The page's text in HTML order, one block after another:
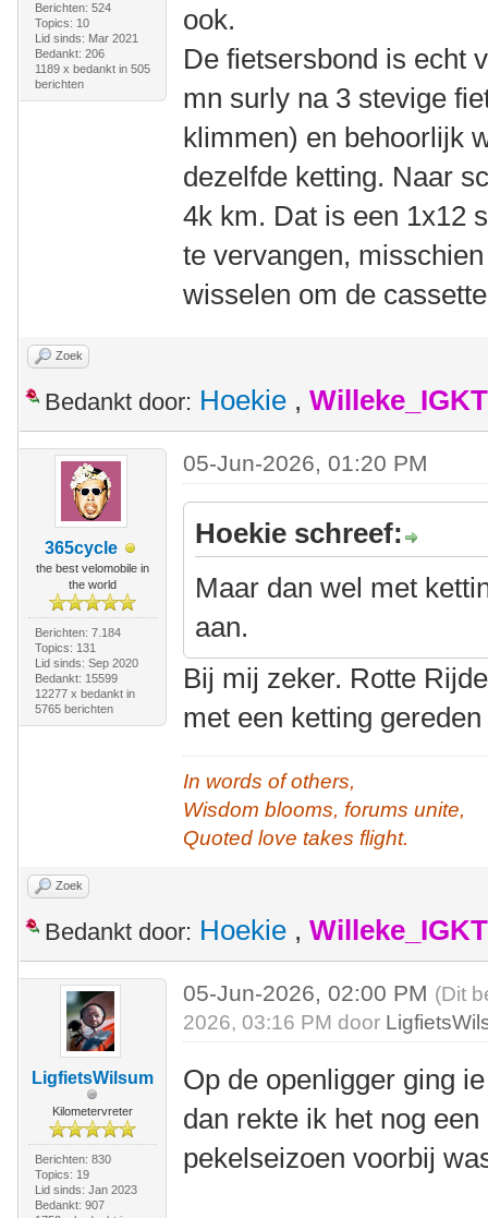
Berichten: 524
Topics: 10
Lid sinds: Mar 2021
Bedankt: 206
1189 x bedankt in 505
berichten
ook.
De fietsersbond is echt
mn surly na 3 stevige
klimmen) en behoorlijk
dezelfde ketting. Naar
4k km. Dat is een 1x12
te vervangen,
wisselen om de
Zoek
Bedankt door: Hoekie , Willeke_IGKT
365cycle
the best velomobile in
the world
Berichten: 7.184
Topics: 131
Lid sinds: Sep 2020
Bedankt: 15599
12277 x bedankt in
5765 berichten
05-Jun-2026, 01:20 PM
Hoekie schreef:
Maar dan wel met
aan.
Bij mij zeker. Rotte
met een ketting
In words of others,
Wisdom blooms, forums unite,
Quoted love takes flight.
Zoek
Bedankt door: Hoekie , Willeke_IGKT
LigfietsWilsum
Kilometervreter
Berichten: 830
Topics: 19
Lid sinds: Jan 2023
Bedankt: 907
05-Jun-2026, 02:00 PM (Dit
2026, 03:16 PM door
Op de openligger ging
dan rekte ik het nog
pekelseizoen voorbij